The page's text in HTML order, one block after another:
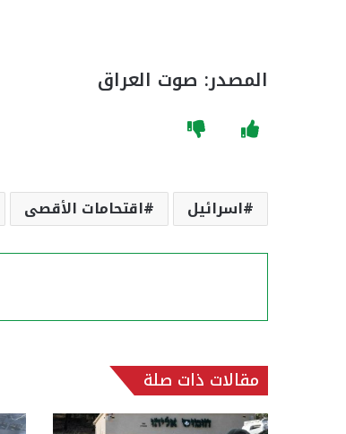
المصدر: صوت العراق
اسرائيل اقتحامات الأقصى
مقالات ذات صلة